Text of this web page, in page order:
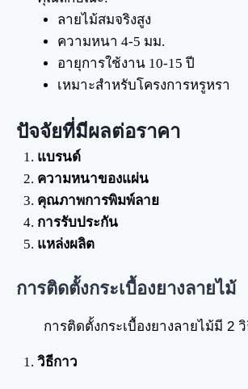
ลายไม้สมจริงสูง
ความหนา 4-5 มม.
อายุการใช้งาน 10-15 ปี
เหมาะสำหรับโครงการหรูหรา
ปัจจัยที่มีผลต่อราคา
แบรนด์
ความหนาของแผ่น
คุณภาพการพิมพ์ลาย
การรับประกัน
แหล่งผลิต
การติดตั้งกระเบื้องยางลายไม้
การติดตั้งกระเบื้องยางลายไม้มี 2
วิธีกาว